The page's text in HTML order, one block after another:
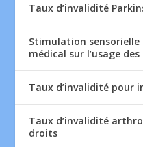
Taux d’invalidité
Stimulation
médical sur l’usage
Taux d’invalidité pour
Taux d’invalidité
droits